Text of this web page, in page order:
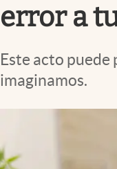
error a
Este acto puede
imaginamos.